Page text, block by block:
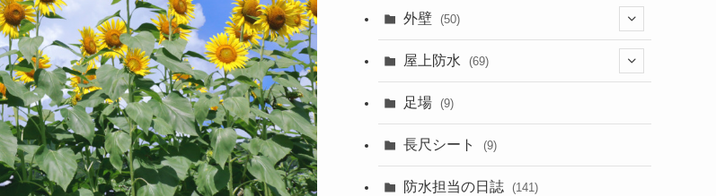
外壁 (50)
(6)
(32)
屋上防水 (69)
(50)
足場 (9)
長尺シート (9)
防水担当の日誌 (141)